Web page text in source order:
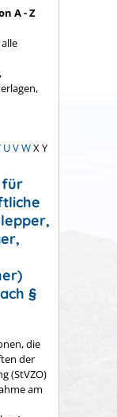
A - Z
UVWX Y
für
§
die
der
(StVZO)
am